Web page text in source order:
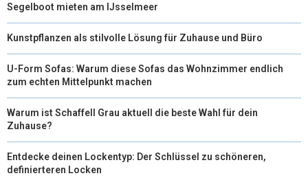
Segelboot mieten am IJsselmeer
Kunstpflanzen als stilvolle Lösung für Zuhause und Büro
U-Form Sofas: Warum diese Sofas das Wohnzimmer endlich
zum echten Mittelpunkt machen
Warum ist Schaffell Grau aktuell die beste Wahl für dein
Zuhause?
Entdecke deinen Lockentyp: Der Schlüssel zu schöneren,
definierteren Locken